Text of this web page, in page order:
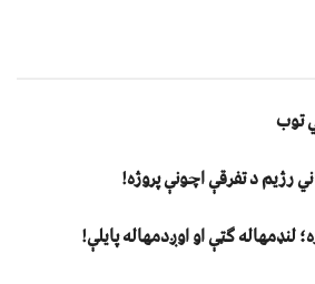
توب
رژیم د تفرقې اچونې پروژه!
لنډمهاله ګټې او اوږدمهاله پایلې!